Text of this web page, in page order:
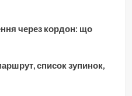
через кордон: що
список зупинок,